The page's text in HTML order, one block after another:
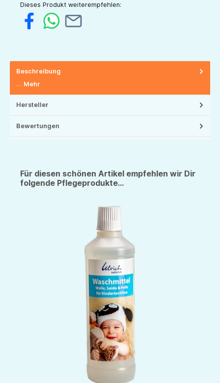
Dieses Produkt weiterempfehlen:
Beschreibung
… Mehr
Hersteller
Bewertungen
Für diesen schönen Artikel empfehlen wir Dir
folgende Pflegeprodukte...